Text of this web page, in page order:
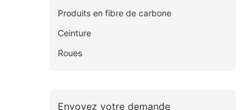
Produits en fibre de carbone
Ceinture
Roues
Envoyez votre demande